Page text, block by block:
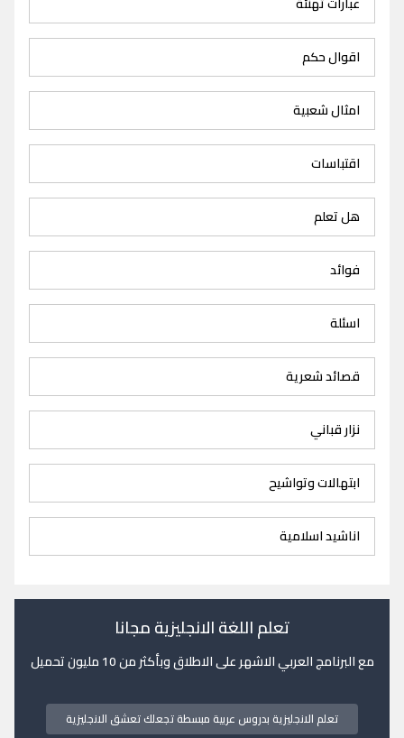
اقوال حكم
امثال شعبية
اقتباسات
هل تعلم
فوائد
اسئلة
قصائد شعرية
نزار قباني
ابتهالات وتواشيح
اناشيد اسلامية
تعلم اللغة الانجليزية مجانا
مع البرنامج العربي الاشهر على الاطلاق وبأكثر من 10 مليون تحميل
تعلم الانجليزية بدروس عربية مبسطة تجعلك تعشق الانجليزية